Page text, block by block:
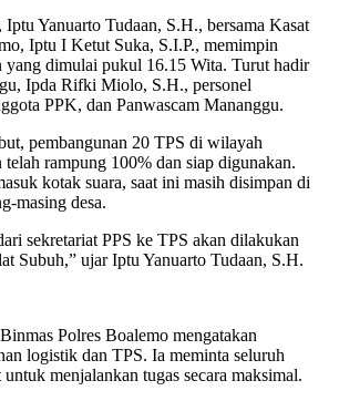
Yanuarto Tudaan, S.H., bersama Kasat
Iptu I Ketut Suka, S.I.P., memimpin
yang dimulai pukul 16.15 Wita. Turut hadir
Ipda Rifki Miolo, S.H., personel
PPK, dan Panwascam Mananggu.
pembangunan 20 TPS di wilayah
rampung 100% dan siap digunakan.
kotak suara, saat ini masih disimpan di
masing desa.
sekretariat PPS ke TPS akan dilakukan
Subuh,” ujar Iptu Yanuarto Tudaan, S.H.
Polres Boalemo mengatakan
logistik dan TPS. Ia meminta seluruh
menjalankan tugas secara maksimal.